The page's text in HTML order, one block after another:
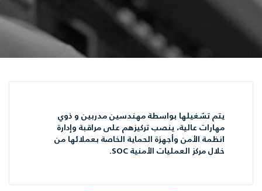
يتم تشغيلها بواسطة مهندسين مدربين و ذوي
مهارات عالية، ينصب تركيزهم على مراقبة وإدارة
انظمة الأمن وأجهزة الحماية الخاصة بعملائها من
خلال مركز العمليات الأمنية SOC.